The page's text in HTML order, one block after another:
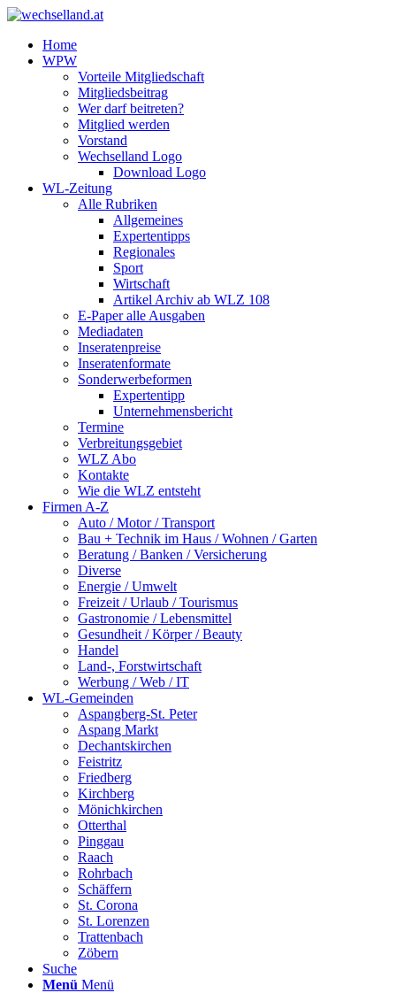
Home
WPW
Vorteile Mitgliedschaft
Mitgliedsbeitrag
Wer darf beitreten?
Mitglied werden
Vorstand
Wechselland Logo
Download Logo
WL-Zeitung
Alle Rubriken
Allgemeines
Expertentipps
Regionales
Sport
Wirtschaft
Artikel Archiv ab WLZ 108
E-Paper alle Ausgaben
Mediadaten
Inseratenpreise
Inseratenformate
Sonderwerbeformen
Expertentipp
Unternehmensbericht
Termine
Verbreitungsgebiet
WLZ Abo
Kontakte
Wie die WLZ entsteht
Firmen A-Z
Auto / Motor / Transport
Bau + Technik im Haus / Wohnen / Garten
Beratung / Banken / Versicherung
Diverse
Energie / Umwelt
Freizeit / Urlaub / Tourismus
Gastronomie / Lebensmittel
Gesundheit / Körper / Beauty
Handel
Land-, Forstwirtschaft
Werbung / Web / IT
WL-Gemeinden
Aspangberg-St. Peter
Aspang Markt
Dechantskirchen
Feistritz
Friedberg
Kirchberg
Mönichkirchen
Otterthal
Pinggau
Raach
Rohrbach
Schäffern
St. Corona
St. Lorenzen
Trattenbach
Zöbern
Suche
Menü Menü